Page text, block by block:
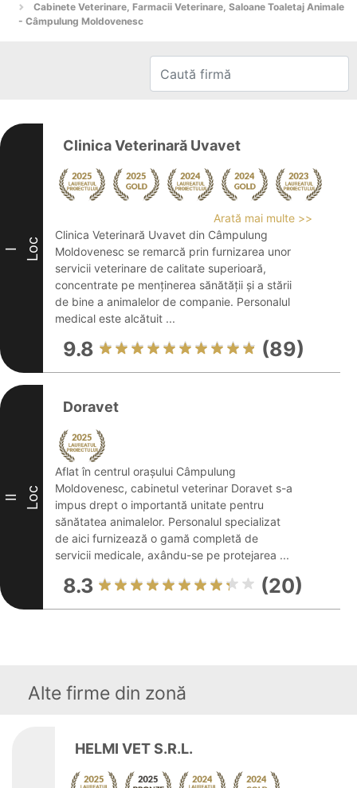
Cabinete Veterinare, Farmacii Veterinare, Saloane Toaletaj Animale
- Câmpulung Moldovenesc
I Loc
Clinica Veterinară Uvavet
Arată mai multe >>
Clinica Veterinară Uvavet din Câmpulung
Moldovenesc se remarcă prin furnizarea unor
servicii veterinare de calitate superioară,
concentrate pe menținerea sănătății și a stării
de bine a animalelor de companie. Personalul
medical este alcătuit ...
9.8 (89)
II Loc
Doravet
Aflat în centrul orașului Câmpulung
Moldovenesc, cabinetul veterinar Doravet s-a
impus drept o importantă unitate pentru
sănătatea animalelor. Personalul specializat
de aici furnizează o gamă completă de
servicii medicale, axându-se pe protejarea ...
8.3 (20)
Alte firme din zonă
HELMI VET S.R.L.